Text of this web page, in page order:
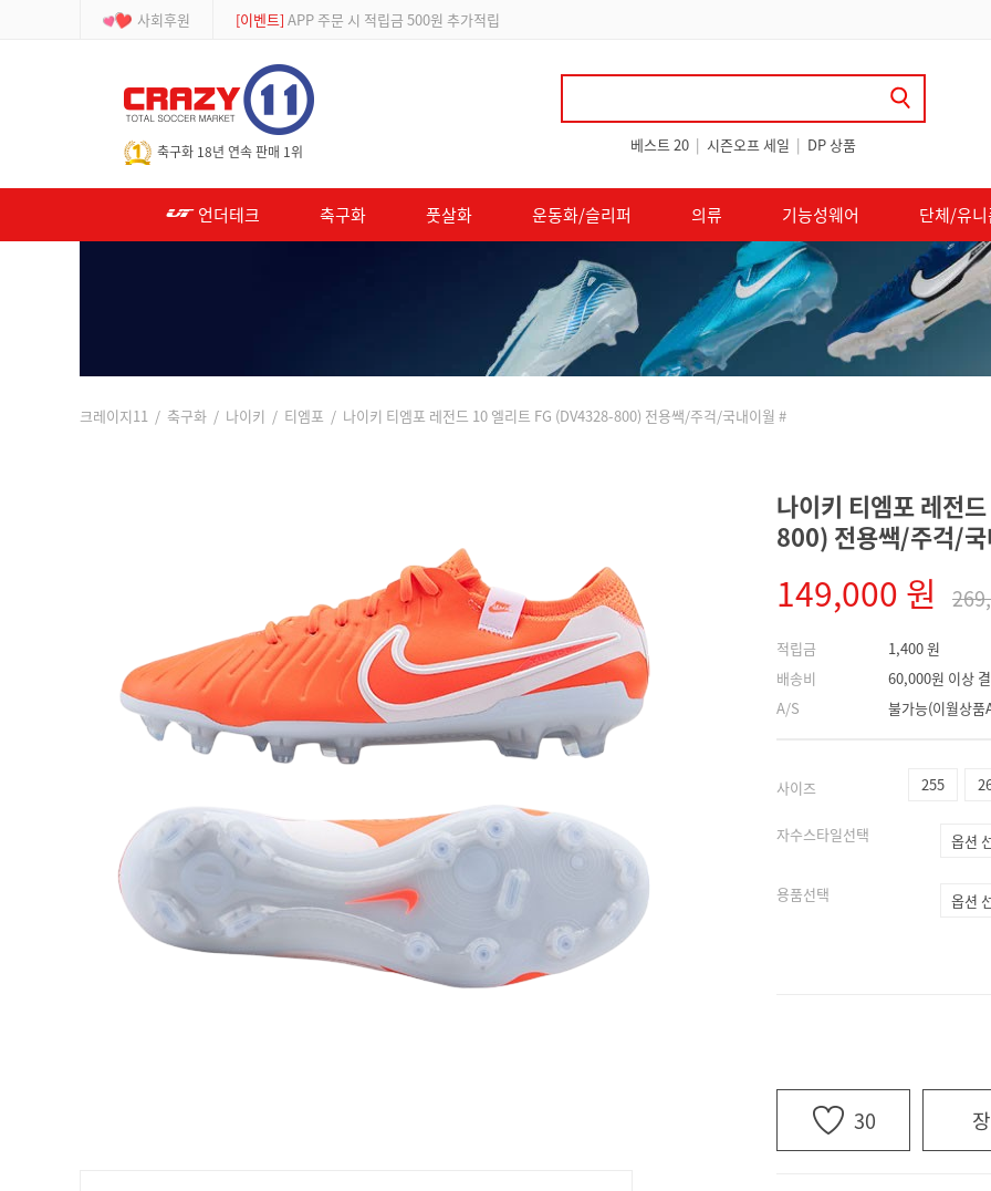
사회후원 [이벤트] APP 주문 시 적립금 500원 추가적립
축구화 18년 연속 판매 1위 베스트 20 | 시즌오프 세일 | DP 상품
언더테크 축구화 풋살화 운동화/슬리퍼 의류 기능성웨어 단체/유
크레이지11 / 축구화 / 나이키 / 티엠포 / 나이키 티엠포 레전드 10 엘리트 FG (DV4328-800) 전용쌕/주걱/국내이월 #
나이키 티엠포 레전
800) 전용쌕/주걱/
149,000 원
적립금
배송비
A/S
1,400 원
60,000원 이상
불가능(이월상품
사이즈 255
자수스타일선택
용품선택
30